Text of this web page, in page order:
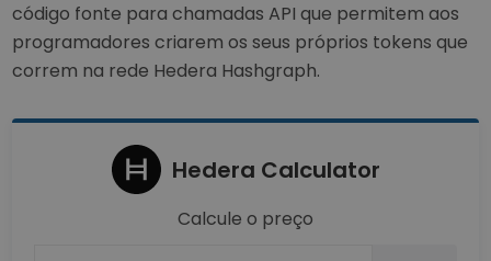
código fonte para chamadas API que permitem aos
programadores criarem os seus próprios tokens que
correm na rede Hedera Hashgraph.
Hedera Calculator
Calcule o preço